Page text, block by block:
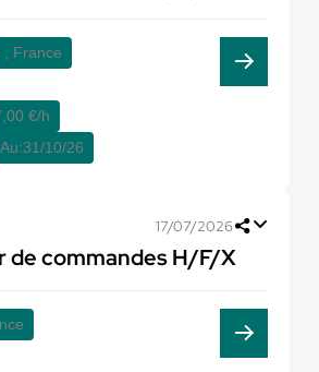
, France
€/h
Au:31/10/26
17/07/2026
de commandes H/F/X